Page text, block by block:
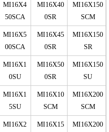
MI16X4
50SCA
MI16X40
0SR
MI16X150
SCM
MI16X5
00SCA
MI16X45
0SR
MI16X150
SR
MI16X1
0SU
MI16X50
0SR
MI16X150
SU
MI16X1
5SU
MI16X10
SCM
MI16X200
SCM
MI16X2
MI16X15
MI16X200